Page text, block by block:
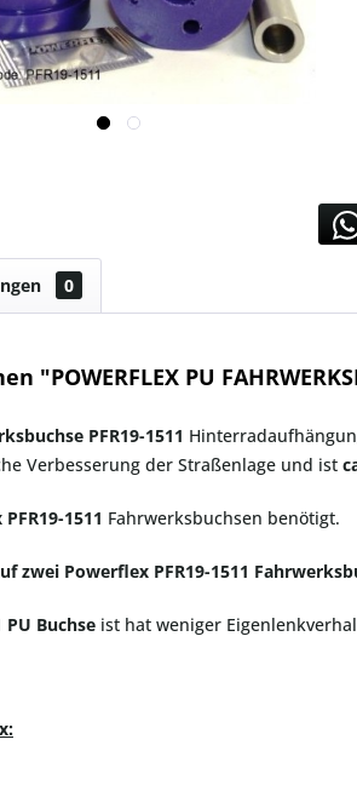
0
PU
PFR19-1511
Verbesserung der Straßenlage und ist
1511 Fahrwerksbuchsen benötigt.
zwei Powerflex PFR19-1511
PU Buchse ist hat weniger